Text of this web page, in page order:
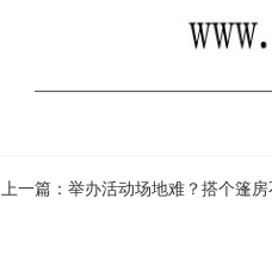
上一篇：举办活动场地难？搭个篷房